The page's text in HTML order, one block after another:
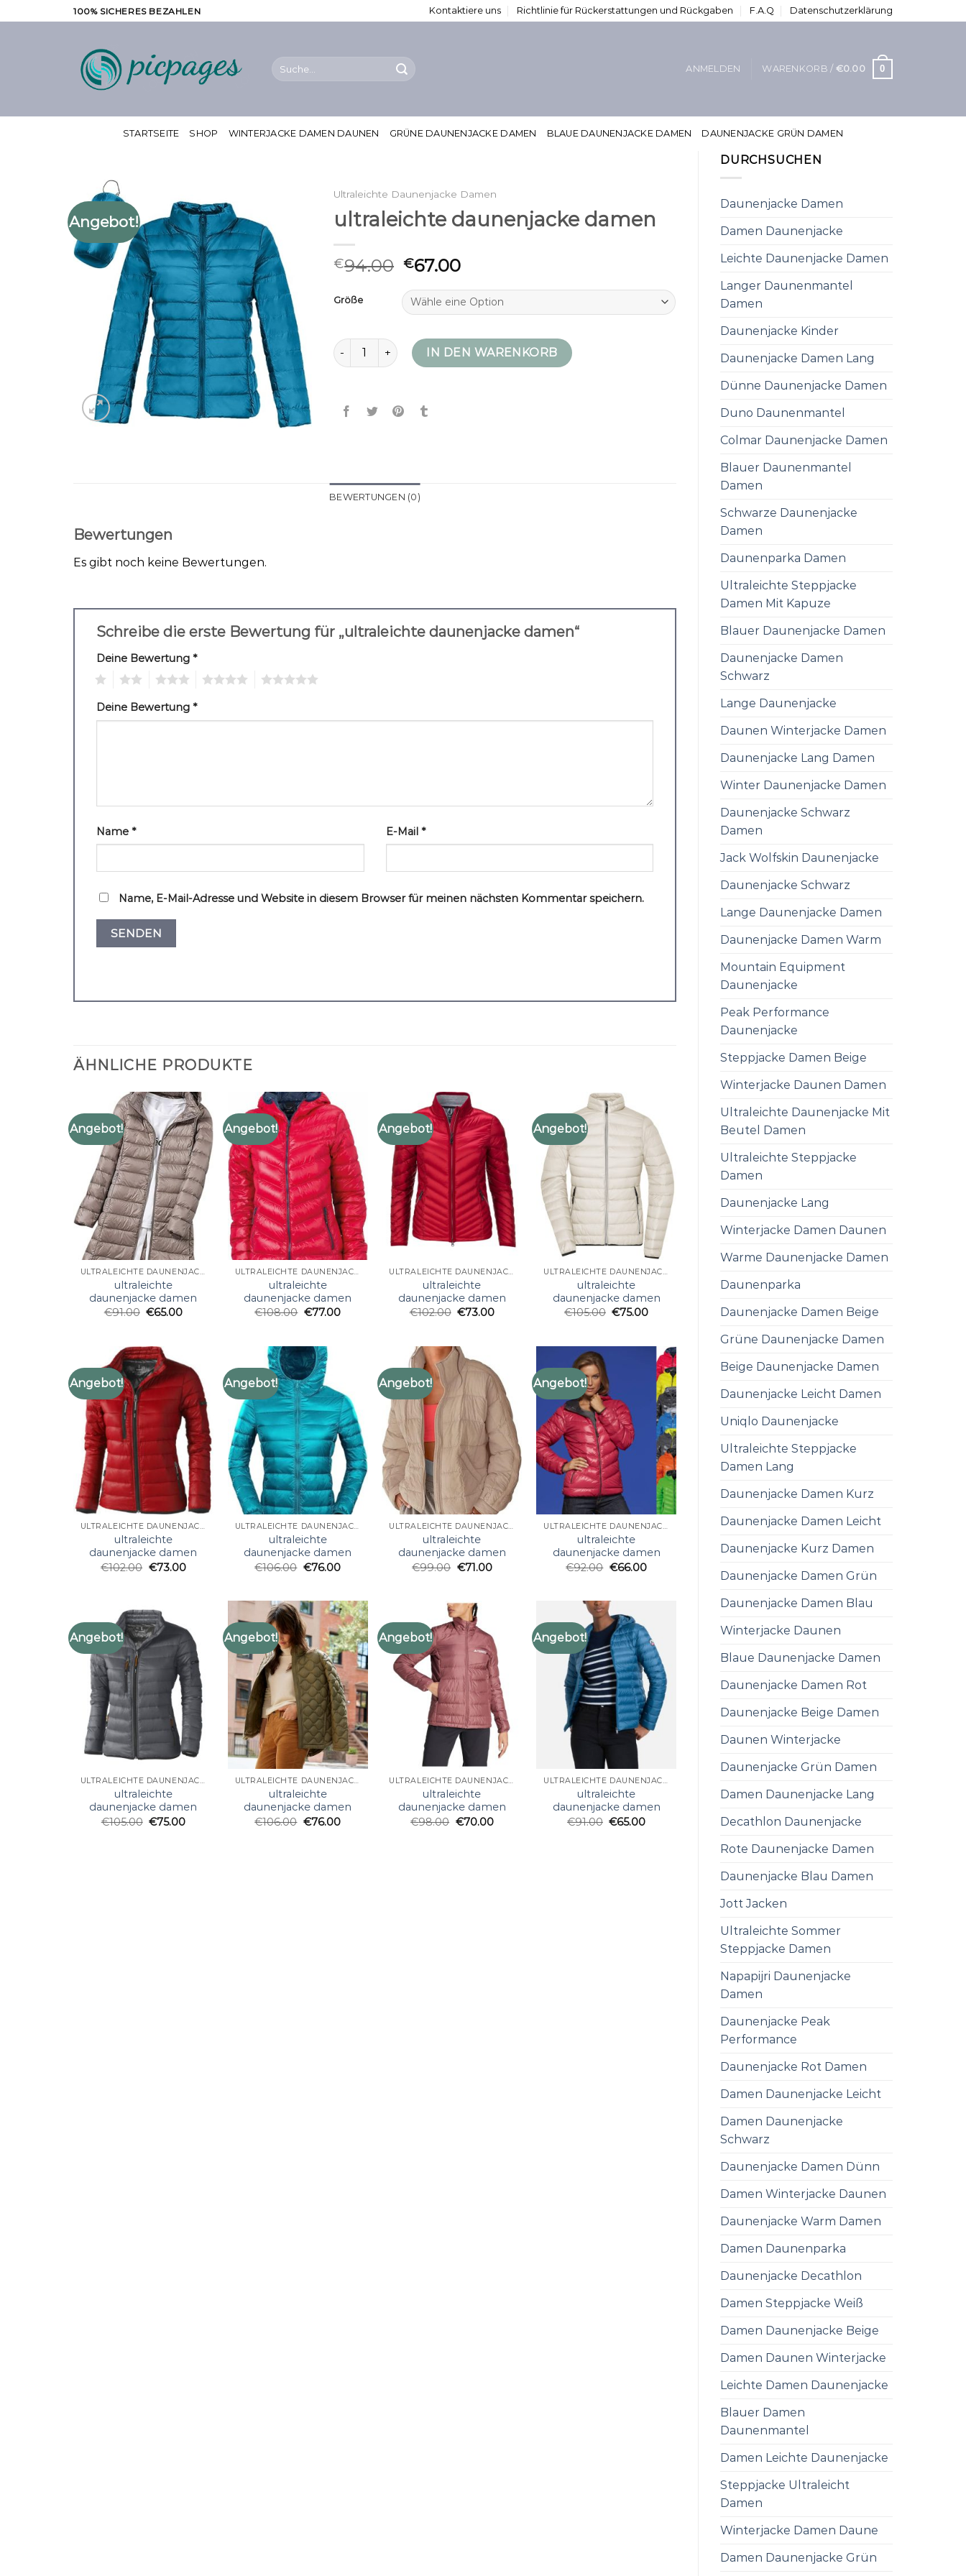
Inhalt
100% SICHERES BEZAHLEN Kontaktiere uns Richtlinie für Rückerstattungen und Rückgaben F.A.Q Datenschutzerklärung
ANMELDEN WARENKORB / €0.00 0
STARTSEITE SHOP WINTERJACKE DAMEN DAUNEN GRÜNE DAUNENJACKE DAMEN BLAUE DAUNENJACKE DAMEN DAUNENJACKE GRÜN DAMEN
DURCHSUCHEN
Daunenjacke Damen
Damen Daunenjacke
Leichte Daunenjacke Damen
Langer Daunenmantel
Damen
Daunenjacke Kinder
Daunenjacke Damen Lang
Dünne Daunenjacke Damen
Duno Daunenmantel
Colmar Daunenjacke Damen
Blauer Daunenmantel
Damen
Schwarze Daunenjacke
Damen
Daunenparka Damen
Ultraleichte Steppjacke
Damen Mit Kapuze
Blauer Daunenjacke Damen
Daunenjacke Damen
Schwarz
Lange Daunenjacke
Daunen Winterjacke Damen
Daunenjacke Lang Damen
Winter Daunenjacke Damen
Daunenjacke Schwarz
Damen
Jack Wolfskin Daunenjacke
Daunenjacke Schwarz
Lange Daunenjacke Damen
Daunenjacke Damen Warm
Mountain Equipment
Daunenjacke
Peak Performance
Daunenjacke
Steppjacke Damen Beige
Winterjacke Daunen Damen
Ultraleichte Daunenjacke Mit
Beutel Damen
Ultraleichte Steppjacke
Damen
Daunenjacke Lang
Winterjacke Damen Daunen
Warme Daunenjacke Damen
Daunenparka
Daunenjacke Damen Beige
Grüne Daunenjacke Damen
Beige Daunenjacke Damen
Daunenjacke Leicht Damen
Uniqlo Daunenjacke
Ultraleichte Steppjacke
Damen Lang
Daunenjacke Damen Kurz
Daunenjacke Damen Leicht
Daunenjacke Kurz Damen
Daunenjacke Damen Grün
Daunenjacke Damen Blau
Winterjacke Daunen
Blaue Daunenjacke Damen
Daunenjacke Damen Rot
Daunenjacke Beige Damen
Daunen Winterjacke
Daunenjacke Grün Damen
Damen Daunenjacke Lang
Decathlon Daunenjacke
Rote Daunenjacke Damen
Daunenjacke Blau Damen
Jott Jacken
Ultraleichte Sommer
Steppjacke Damen
Napapijri Daunenjacke
Damen
Daunenjacke Peak
Performance
Daunenjacke Rot Damen
Damen Daunenjacke Leicht
Damen Daunenjacke
Schwarz
Daunenjacke Damen Dünn
Damen Winterjacke Daunen
Daunenjacke Warm Damen
Damen Daunenparka
Daunenjacke Decathlon
Damen Steppjacke Weiß
Damen Daunenjacke Beige
Damen Daunen Winterjacke
Leichte Damen Daunenjacke
Blauer Damen
Daunenmantel
Damen Leichte Daunenjacke
Steppjacke Ultraleicht
Damen
Winterjacke Damen Daune
Damen Daunenjacke Grün
Angebot!
Ultraleichte Daunenjacke Damen
ultraleichte daunenjacke damen
€94.00 €67.00
Größe
ultraleichte daunenjacke damen Menge
IN DEN WARENKORB
BEWERTUNGEN (0)
Bewertungen
Es gibt noch keine Bewertungen.
Schreibe die erste Bewertung für „ultraleichte daunenjacke damen“
Deine Bewertung *
Deine Bewertung *
Name * E-Mail *
Name, E-Mail-Adresse und Website in diesem Browser für meinen nächsten Kommentar speichern.
ÄHNLICHE PRODUKTE
Angebot!
ULTRALEICHTE DAUNENJACKE DAMEN
ultraleichte
daunenjacke damen
€91.00 €65.00
Angebot!
ULTRALEICHTE DAUNENJACKE DAMEN
ultraleichte
daunenjacke damen
€108.00 €77.00
Angebot!
ULTRALEICHTE DAUNENJACKE DAMEN
ultraleichte
daunenjacke damen
€102.00 €73.00
Angebot!
ULTRALEICHTE DAUNENJACKE DAMEN
ultraleichte
daunenjacke damen
€105.00 €75.00
Angebot!
ULTRALEICHTE DAUNENJACKE DAMEN
ultraleichte
daunenjacke damen
€102.00 €73.00
Angebot!
ULTRALEICHTE DAUNENJACKE DAMEN
ultraleichte
daunenjacke damen
€106.00 €76.00
Angebot!
ULTRALEICHTE DAUNENJACKE DAMEN
ultraleichte
daunenjacke damen
€99.00 €71.00
Angebot!
ULTRALEICHTE DAUNENJACKE DAMEN
ultraleichte
daunenjacke damen
€92.00 €66.00
Angebot!
ULTRALEICHTE DAUNENJACKE DAMEN
ultraleichte
daunenjacke damen
€105.00 €75.00
Angebot!
ULTRALEICHTE DAUNENJACKE DAMEN
ultraleichte
daunenjacke damen
€106.00 €76.00
Angebot!
ULTRALEICHTE DAUNENJACKE DAMEN
ultraleichte
daunenjacke damen
€98.00 €70.00
Angebot!
ULTRALEICHTE DAUNENJACKE DAMEN
ultraleichte
daunenjacke damen
€91.00 €65.00